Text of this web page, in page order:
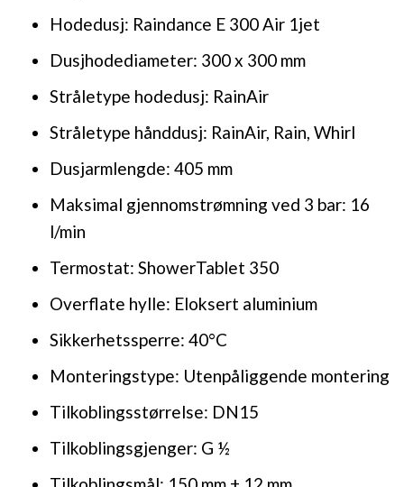
Hodedusj: Raindance E 300 Air 1jet
Dusjhodediameter: 300 x 300 mm
Stråletype hodedusj: RainAir
Stråletype hånddusj: RainAir, Rain, Whirl
Dusjarmlengde: 405 mm
Maksimal gjennomstrømning ved 3 bar: 16
l/min
Termostat: ShowerTablet 350
Overflate hylle: Eloksert aluminium
Sikkerhetssperre: 40°C
Monteringstype: Utenpåliggende montering
Tilkoblingsstørrelse: DN15
Tilkoblingsgjenger: G ½